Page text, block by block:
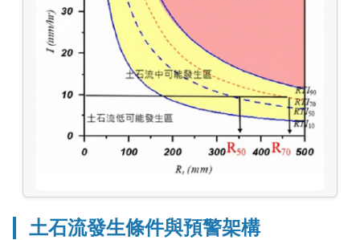
土石流發生條件與預警架構